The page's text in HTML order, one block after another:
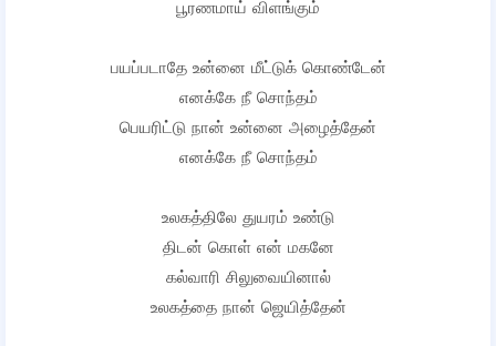
பூரணமாய் விளங்கும்
பயப்படாதே உன்னை மீட்டுக் கொண்டேன்
எனக்கே நீ சொந்தம்
பெயரிட்டு நான் உன்னை அழைத்தேன்
எனக்கே நீ சொந்தம்
உலகத்திலே துயரம் உண்டு
திடன் கொள் என் மகனே
கல்வாரி சிலுவையினால்
உலகத்தை நான் ஜெயித்தேன்